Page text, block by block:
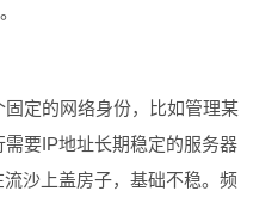
定的网络身份，比如管理某
要IP地址长期稳定的服务器
沙上盖房子，基础不稳。频